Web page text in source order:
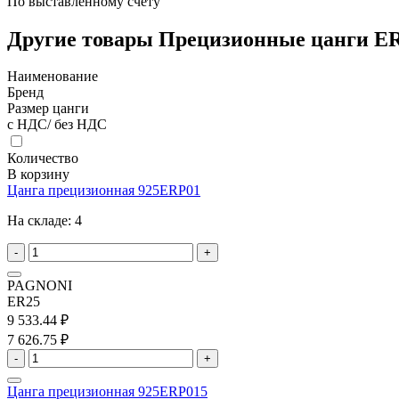
Другие товары Прецизионные цанги
Наименование
Бренд
Размер цанги
с НДС/ без НДС
Количество
В корзину
Цанга прецизионная 925ERP01
На складе: 4
- +
PAGNONI
ER25
9 533.44 ₽
7 626.75 ₽
- +
Цанга прецизионная 925ERP015